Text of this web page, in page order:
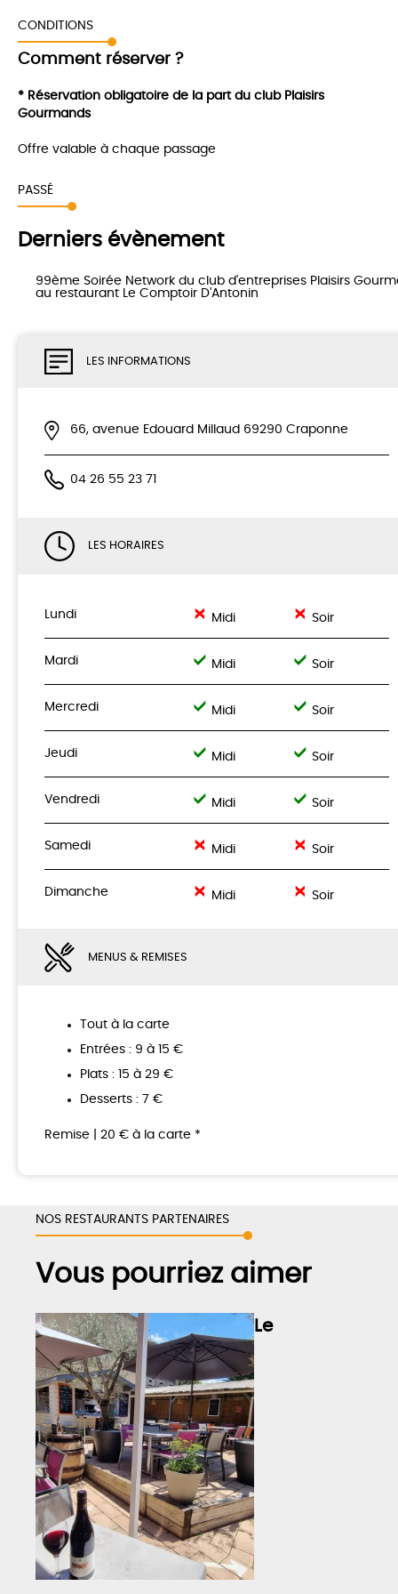
LES INFORMATIONS
66, avenue Edouard Millaud 69290 Craponne
04 26 55 23 71
LES HORAIRES
Lundi Midi Soir
Mardi Midi Soir
Mercredi Midi Soir
Jeudi Midi Soir
Vendredi Midi Soir
Samedi Midi Soir
Dimanche Midi Soir
MENUS & REMISES
Tout à la carte
Entrées : 9 à 15 €
Plats : 15 à 29 €
Desserts : 7 €
Remise | 20 € à la carte *
CONDITIONS
Comment réserver ?
* Réservation obligatoire de la part du club Plaisirs
Gourmands
Offre valable à chaque passage
PASSÉ
Derniers évènement
99ème Soirée Network du club d'entreprises Plaisirs
au restaurant Le Comptoir D'Antonin
NOS RESTAURANTS PARTENAIRES
Vous pourriez aimer
Le